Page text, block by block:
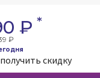
₽ *
₽
скидку